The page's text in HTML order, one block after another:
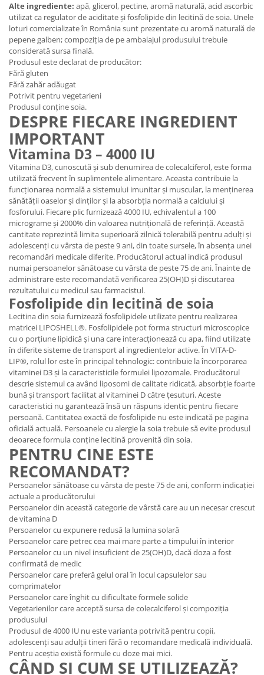
Alte ingrediente: apă, glicerol, pectine, aromă naturală, acid ascorbic
utilizat ca regulator de aciditate și fosfolipide din lecitină de soia. Unele
loturi comercializate în România sunt prezentate cu aromă naturală de
pepene galben; compoziția de pe ambalajul produsului trebuie
considerată sursa finală.
Produsul este declarat de producător:
Fără gluten
Fără zahăr adăugat
Potrivit pentru vegetarieni
Produsul conține soia.
DESPRE FIECARE INGREDIENT
IMPORTANT
Vitamina D3 – 4000 IU
Vitamina D3, cunoscută și sub denumirea de colecalciferol, este forma
utilizată frecvent în suplimentele alimentare. Aceasta contribuie la
funcționarea normală a sistemului imunitar și muscular, la menținerea
sănătății oaselor și dinților și la absorbția normală a calciului și
fosforului. Fiecare plic furnizează 4000 IU, echivalentul a 100
micrograme și 2000% din valoarea nutrițională de referință. Această
cantitate reprezintă limita superioară zilnică tolerabilă pentru adulți și
adolescenți cu vârsta de peste 9 ani, din toate sursele, în absența unei
recomandări medicale diferite. Producătorul actual indică produsul
numai persoanelor sănătoase cu vârsta de peste 75 de ani. Înainte de
administrare este recomandată verificarea 25(OH)D și discutarea
rezultatului cu medicul sau farmacistul.
Fosfolipide din lecitină de soia
Lecitina din soia furnizează fosfolipidele utilizate pentru realizarea
matricei LIPOSHELL®. Fosfolipidele pot forma structuri microscopice
cu o porțiune lipidică și una care interacționează cu apa, fiind utilizate
în diferite sisteme de transport al ingredientelor active. În VITA-D-
LIP®, rolul lor este în principal tehnologic: contribuie la încorporarea
vitaminei D3 și la caracteristicile formulei lipozomale. Producătorul
descrie sistemul ca având liposomi de calitate ridicată, absorbție foarte
bună și transport facilitat al vitaminei D către țesuturi. Aceste
caracteristici nu garantează însă un răspuns identic pentru fiecare
persoană. Cantitatea exactă de fosfolipide nu este indicată pe pagina
oficială actuală. Persoanele cu alergie la soia trebuie să evite produsul
deoarece formula conține lecitină provenită din soia.
PENTRU CINE ESTE
RECOMANDAT?
Persoanelor sănătoase cu vârsta de peste 75 de ani, conform indicației
actuale a producătorului
Persoanelor din această categorie de vârstă care au un necesar crescut
de vitamina D
Persoanelor cu expunere redusă la lumina solară
Persoanelor care petrec cea mai mare parte a timpului în interior
Persoanelor cu un nivel insuficient de 25(OH)D, dacă doza a fost
confirmată de medic
Persoanelor care preferă gelul oral în locul capsulelor sau
comprimatelor
Persoanelor care înghit cu dificultate formele solide
Vegetarienilor care acceptă sursa de colecalciferol și compoziția
produsului
Produsul de 4000 IU nu este varianta potrivită pentru copii,
adolescenți sau adulții tineri fără o recomandare medicală individuală.
Pentru aceștia există formule cu doze mai mici.
CÂND ȘI CUM SE UTILIZEAZĂ?